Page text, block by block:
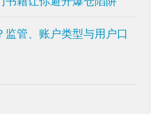
监管、账户类型与用户口